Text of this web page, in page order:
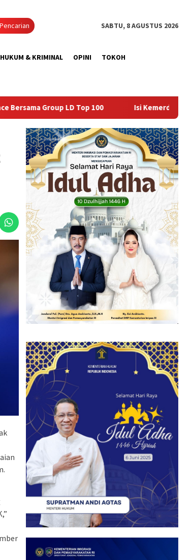
Pencarian SABTU, 8 AGUSTUS 2026
HUKUM & KRIMINAL OPINI TOKOH
Isi Kemerdekaan dengan Kepedulian,